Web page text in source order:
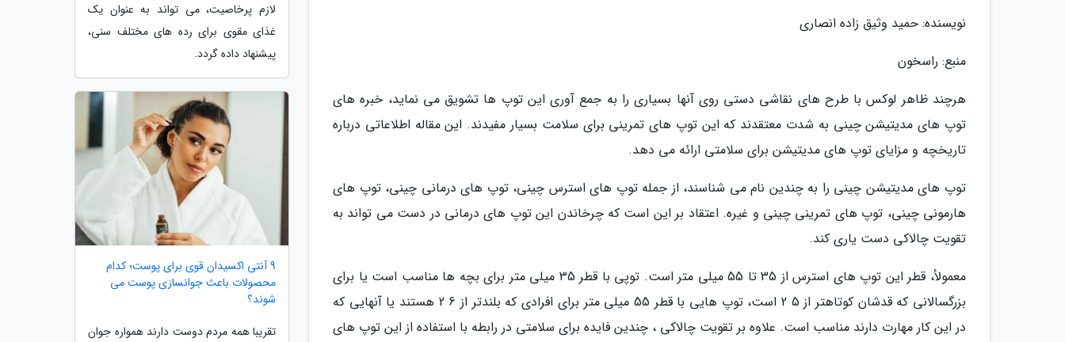
نویسنده: حمید وثیق زاده انصاری
منبع: راسخون
هرچند ظاهر لوکس با طرح های نقاشی دستی روی آنها بسیاری را به جمع آوری این توپ ها تشویق می نماید، خبره های
توپ های مدیتیشن چینی به شدت معتقدند که این توپ های تمرینی برای سلامت بسیار مفیدند. این مقاله اطلاعاتی درباره
تاریخچه و مزایای توپ های مدیتیشن برای سلامتی ارائه می دهد.
توپ های مدیتیشن چینی را به چندین نام می شناسند، از جمله توپ های استرس چینی، توپ های درمانی چینی، توپ های
هارمونی چینی، توپ های تمرینی چینی و غیره. اعتقاد بر این است که چرخاندن این توپ های درمانی در دست می تواند به
تقویت چالاکی دست یاری کند.
معمولأ، قطر این توپ های استرس از 35 تا 55 میلی متر است. توپی با قطر 35 میلی متر برای بچه ها مناسب است یا برای
بزرگسالانی که قدشان کوتاهتر از 5 2 است، توپ هایی با قطر 55 میلی متر برای افرادی که بلندتر از 6 2 هستند یا آنهایی که
در این کار مهارت دارند مناسب است. علاوه بر تقویت چالاکی ، چندین فایده برای سلامتی در رابطه با استفاده از این توپ های
لازم پرخاصیت، می تواند به عنوان یک
غذای مقوی برای رده های مختلف سنی،
پیشنهاد داده گردد.
9 آنتی اکسیدان قوی برای پوست؛ کدام
محصولات باعث جوانسازی پوست می
شوند؟
تقریبا همه مردم دوست دارند همواره جوان